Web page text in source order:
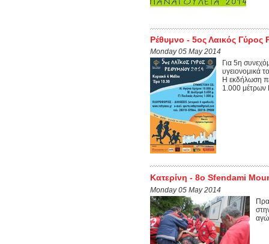
Ρέθυμνο - 5ος Λαικός Γύρος
Monday 05 May 2014
Για 5η
υγειονομικά
Η εκδήλωση
1.000 μέτρων
Κατερίνη - 8ο Sfendami
Monday 05 May 2014